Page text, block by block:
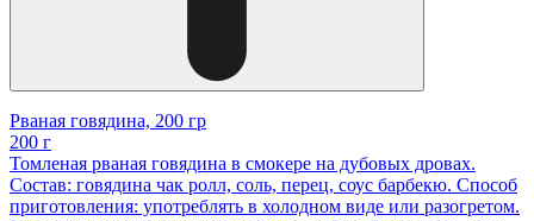
Рваная говядина, 200 гр
200 г
Томленая рваная говядина в смокере на дубовых дровах.
Состав: говядина чак ролл, соль, перец, соус барбекю. Способ
приготовления: употреблять в холодном виде или разогретом.